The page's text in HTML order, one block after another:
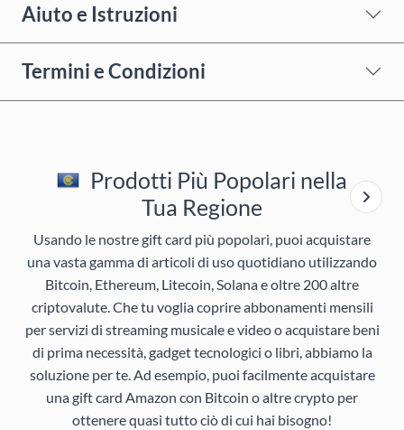
Aiuto e Istruzioni
Termini e Condizioni
Prodotti Più Popolari nella
Tua Regione
Usando le nostre gift card più popolari, puoi acquistare
una vasta gamma di articoli di uso quotidiano utilizzando
Bitcoin, Ethereum, Litecoin, Solana e oltre 200 altre
criptovalute. Che tu voglia coprire abbonamenti mensili
per servizi di streaming musicale e video o acquistare beni
di prima necessità, gadget tecnologici o libri, abbiamo la
soluzione per te. Ad esempio, puoi facilmente acquistare
una gift card Amazon con Bitcoin o altre crypto per
ottenere quasi tutto ciò di cui hai bisogno!